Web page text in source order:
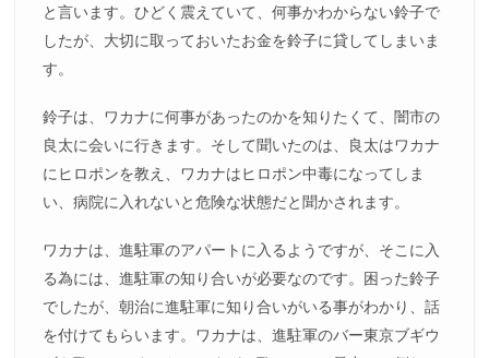
と言います。ひどく震えていて、何事かわからない鈴子で
したが、大切に取っておいたお金を鈴子に貸してしまいま
す。
鈴子は、ワカナに何事があったのかを知りたくて、闇市の
良太に会いに行きます。そして聞いたのは、良太はワカナ
にヒロポンを教え、ワカナはヒロポン中毒になってしま
い、病院に入れないと危険な状態だと聞かされます。
ワカナは、進駐軍のアパートに入るようですが、そこに入
る為には、進駐軍の知り合いが必要なのです。困った鈴子
でしたが、朝治に進駐軍に知り合いがいる事がわかり、話
を付けてもらいます。ワカナは、進駐軍のバー東京ブギウ